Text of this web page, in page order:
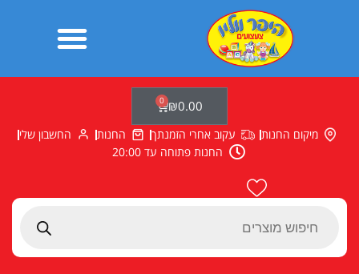
Products
₪0.00
0
עגלת
קניות
מיקום החנות עקוב אחרי הזמנתך החנות
החשבון שלי
החנות פתוחה עד 20:00